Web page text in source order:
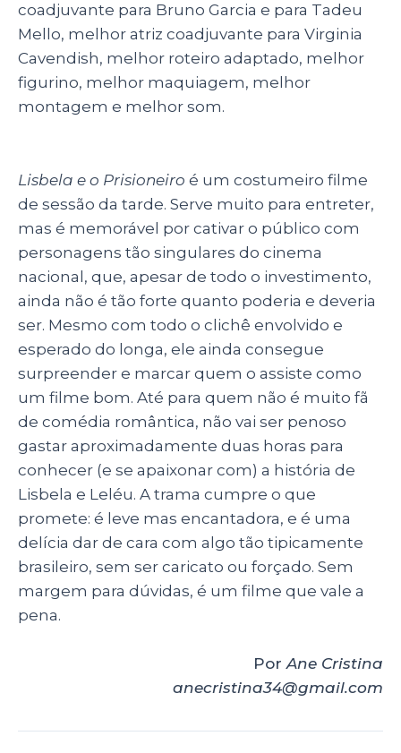
coadjuvante para Bruno Garcia e para Tadeu
Mello, melhor atriz coadjuvante para Virginia
Cavendish, melhor roteiro adaptado, melhor
figurino, melhor maquiagem, melhor
montagem e melhor som.
Lisbela e o Prisioneiro é um costumeiro filme
de sessão da tarde. Serve muito para entreter,
mas é memorável por cativar o público com
personagens tão singulares do cinema
nacional, que, apesar de todo o investimento,
ainda não é tão forte quanto poderia e deveria
ser. Mesmo com todo o clichê envolvido e
esperado do longa, ele ainda consegue
surpreender e marcar quem o assiste como
um filme bom. Até para quem não é muito fã
de comédia romântica, não vai ser penoso
gastar aproximadamente duas horas para
conhecer (e se apaixonar com) a história de
Lisbela e Leléu. A trama cumpre o que
promete: é leve mas encantadora, e é uma
delícia dar de cara com algo tão tipicamente
brasileiro, sem ser caricato ou forçado. Sem
margem para dúvidas, é um filme que vale a
pena.
Por Ane Cristina
anecristina34@gmail.com